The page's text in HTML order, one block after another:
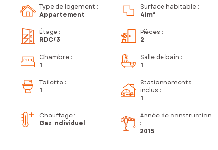
Type de logement :
Appartement
Surface habitable :
41m²
Étage :
RDC/3
Pièces :
2
Chambre :
1
Salle de bain :
1
Toilette :
1
Stationnements
inclus :
1
Chauffage :
Gaz individuel
Année de construction
:
2015